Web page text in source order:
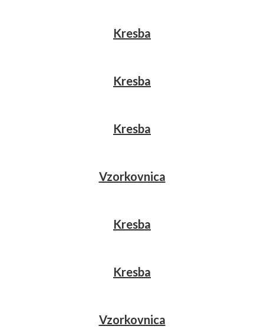
Kresba
Kresba
Kresba
Vzorkovnica
Kresba
Kresba
Vzorkovnica